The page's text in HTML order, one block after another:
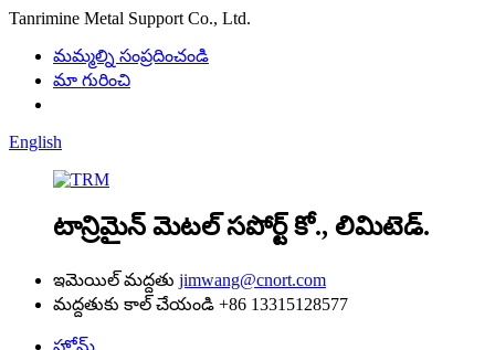
Tanrimine Metal Support Co., Ltd.
మమ్మల్ని సంప్రదించండి
మా గురించి
English
టాన్రిమైన్ మెటల్ సపోర్ట్ కో., లిమిటెడ్.
ఇమెయిల్ మద్దతు jimwang@cnort.com
మద్దతుకు కాల్ చేయండి +86 13315128577
హోమ్